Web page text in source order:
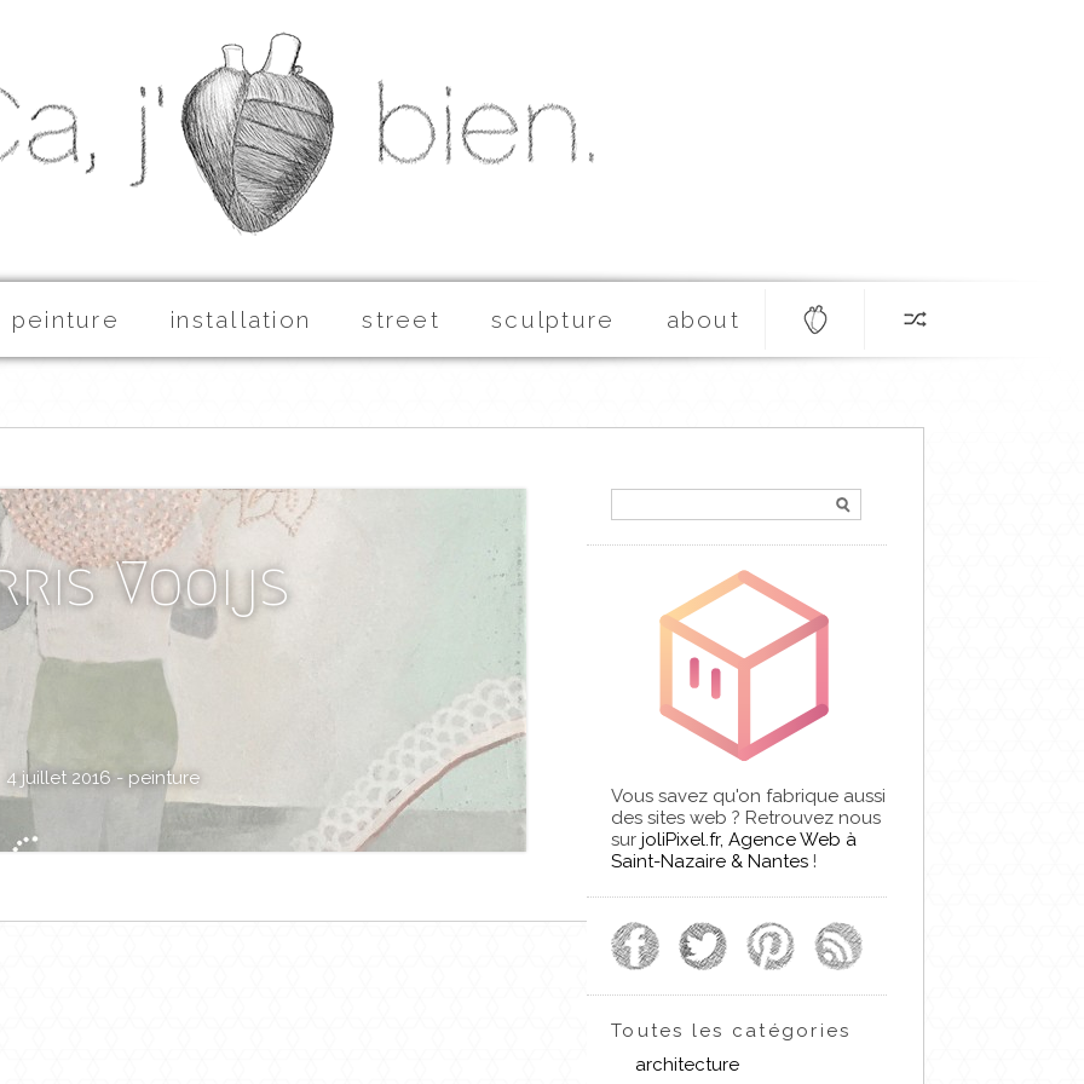
peinture installation street sculpture about
Vooijs
4 juillet 2016 - peinture
Vous savez qu'on fabrique aussi
des sites web ? Retrouvez nous
sur joliPixel.fr, Agence Web à
Saint-Nazaire & Nantes !
Toutes les catégories
architecture